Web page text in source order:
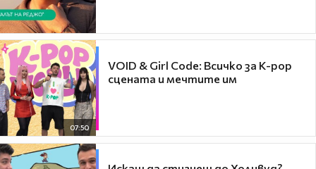
07:50
VOID & Girl Code: Всичко за K-pop
сцената и мечтите им